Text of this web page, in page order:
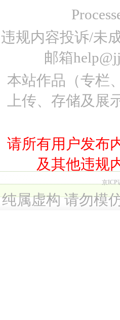
违规内容投诉/未
邮箱
本站作品（专栏
上传、存储及
请所有用户发布
及其他违规
京ICP
纯属虚构 请勿模